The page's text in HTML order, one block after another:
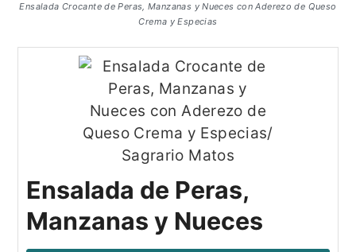
Ensalada Crocante de Peras, Manzanas y Nueces con Aderezo de Queso
Crema y Especias
Ensalada de Peras,
Manzanas y Nueces